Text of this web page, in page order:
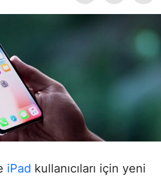
iPad kullanıcıları için yeni